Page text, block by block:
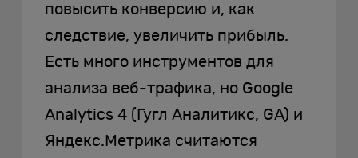
повысить конверсию и, как
следствие, увеличить прибыль.
Есть много инструментов для
анализа веб-трафика, но Google
Analytics 4 (Гугл Аналитикс, GA) и
Яндекс.Метрика считаются